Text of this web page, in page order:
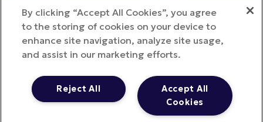
©Copyright 2025 METEDA S.r.l. - Tutti i diritti riservati - Provincia
dell'ufficio registro di iscrizione: MI - NUMERO REA: MI – 2810578
Capitale sociale: € 100.000 i.v. - P.IVA 01713290441 -
- Quality Policy- Cloud Security Policy
By clicking “Accept All Cookies”, you agree
to the storing of cookies on your device to
enhance site navigation, analyze site usage,
and assist in our marketing efforts.
Accept All
Cookies
Reject All